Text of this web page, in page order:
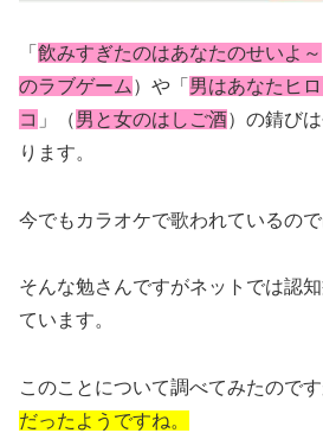
「 飲みすぎたのはあなたのせいよ～
のラブゲーム ）や「 男はあなたヒ
コ 」（男と女のはしご酒）の錆び
ります。
今でもカラオケで歌われているので
そんな勉さんですがネットでは認
ています。
このことについて調べてみたのです
だったようですね。